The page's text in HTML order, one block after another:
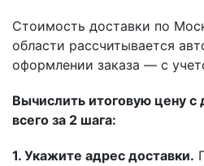
Стоимость доставки по
области рассчитывается
оформлении заказа — с
Вычислить итоговую цену
всего за 2 шага:
1. Укажите адрес доставки.